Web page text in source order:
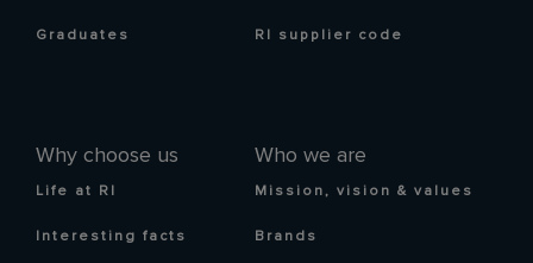
Graduates
Why choose us
Life at RI
Interesting facts
Who we are
Mission, vision & values
Brands
RI supplier code